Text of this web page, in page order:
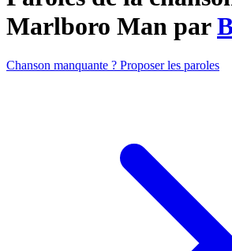
Marlboro Man par
Chanson manquante ? Proposer les paroles